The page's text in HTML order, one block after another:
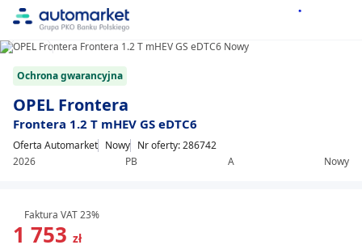
Ochrona gwarancyjna
OPEL Frontera
Frontera 1.2 T mHEV GS eDTC6
Oferta Automarket Nowy
2026
PB A Nowy
Nr oferty: 286742
1 753 zł
Faktura VAT 23%